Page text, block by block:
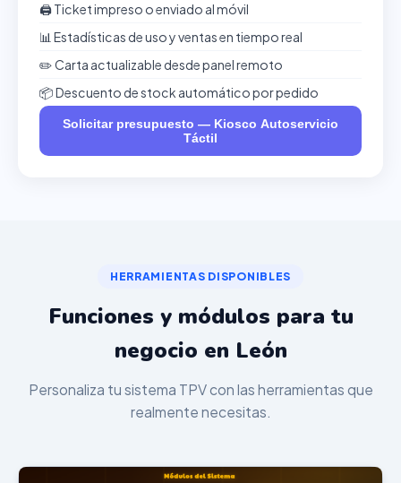
🖨️ Ticket impreso o enviado al móvil
📊 Estadísticas de uso y ventas en tiempo real
✏️ Carta actualizable desde panel remoto
📦 Descuento de stock automático por pedido
Solicitar presupuesto — Kiosco Autoservicio
Táctil
HERRAMIENTAS DISPONIBLES
Funciones y módulos para tu
negocio en León
Personaliza tu sistema TPV con las herramientas que
realmente necesitas.